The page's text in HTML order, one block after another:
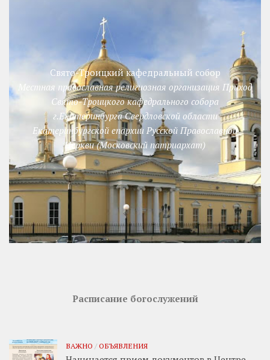
Свято-Троицкий кафедральный собор
Местная православная религиозная организация Приход
Свято-Троицкого кафедрального собора
г.Екатеринбурга Свердловской области
Екатеринбургской епархии Русской Православной
Церкви (Московский патриархат)
Расписание богослужений
ВАЖНО / ОБЪЯВЛЕНИЯ